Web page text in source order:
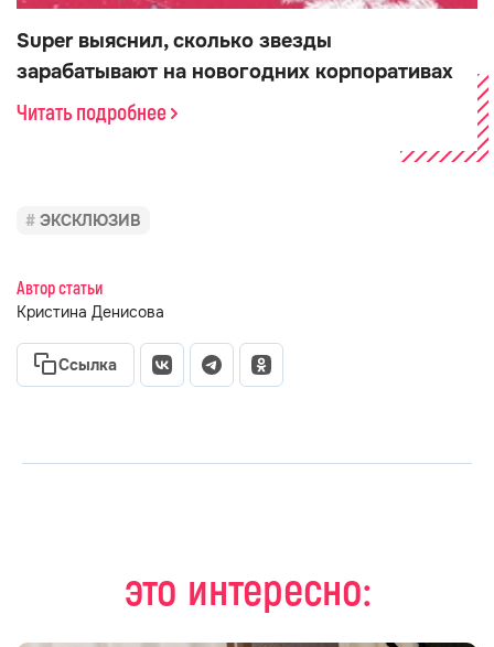
Super выяснил, сколько звезды
зарабатывают на новогодних корпоративах
Читать подробнее
ЭКСКЛЮЗИВ
Автор статьи
Кристина Денисова
Ссылка
это интересно: